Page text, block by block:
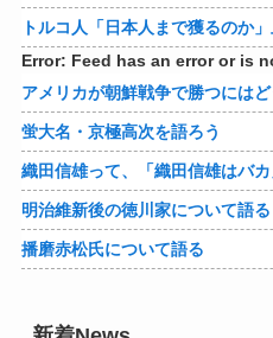
Error: Feed has an error or is
アメリカが朝鮮戦争で勝つには
蛍大名・京極高次を語ろう
明治維新後の徳川家について語る
播磨赤松氏について語る